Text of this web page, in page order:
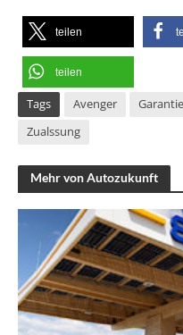
teilen
teilen
Tags Avenger Garantie
Zualssung
Mehr von Autozukunft